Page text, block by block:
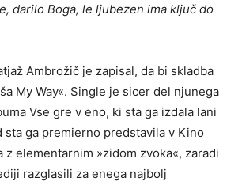
darilo Boga, le ljubezen ima ključ do
Ambrožič je zapisal, da bi skladba
My Way«. Single je sicer del njunega
Vse gre v eno, ki sta ga izdala lani
sta ga premierno predstavila v Kino
z elementarnim »zidom zvoka«, zaradi
razglasili za enega najbolj